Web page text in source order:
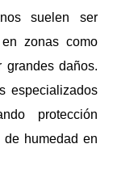
suelen ser
zonas como
grandes daños.
especializados
protección
humedad en